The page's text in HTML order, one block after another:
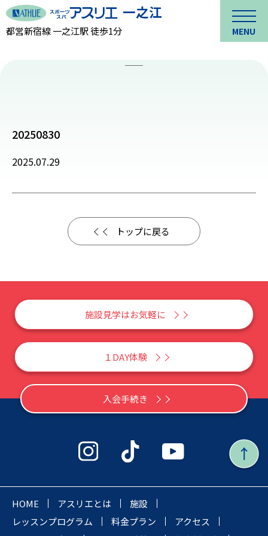
都営新宿線 一之江駅 徒歩1分 MENU
20250830
2025.07.29
トップに戻る
施設見学はお気軽に
１DAY体験
入会手続き
HOME アスリエとは
施設
レッスンプログラム
料金プラン
アクセス